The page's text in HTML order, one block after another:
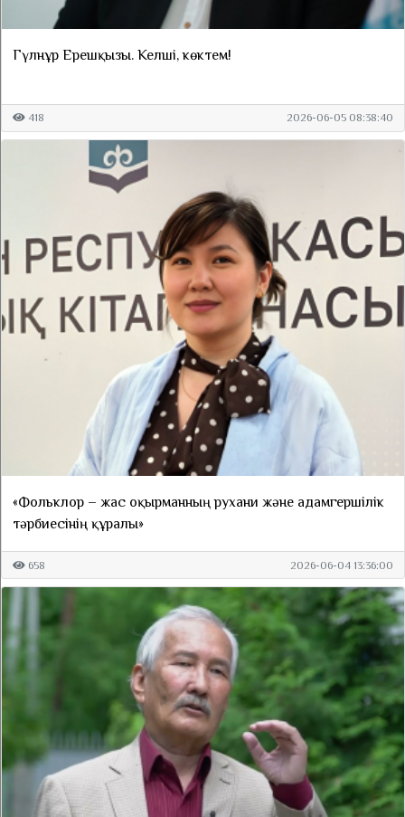
Гүлнұр Ерешқызы. Келші, көктем!
418 2026-06-05 08:38:40
«Фольклор – жас оқырманның рухани және адамгершілік
тәрбиесінің құралы»
658 2026-06-04 13:36:00